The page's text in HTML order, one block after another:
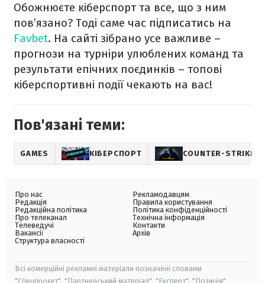
Обожнюєте кіберспорт та все, що з ним
пов’язано? Тоді саме час підписатись на
Favbet. На сайті зібрано усе важливе –
прогнози на турніри улюблених команд та
результати епічних поєдинків – топові
кіберспортивні події чекають на вас!
Пов'язані теми:
GAMES КІБЕРСПОРТ COUNTER-STRIKE
Про нас
Редакція
Редакційна політика
Про телеканал
Телеведучі
Вакансії
Структура власності
Рекламодавцям
Правила користування
Політика конфіденційності
Технічна інформація
Контакти
Архів
Всі комерційні рекламні матеріали позначені словами
"Спецпроєкт", "Партнерський матеріал", "Експерт", "Позиція".